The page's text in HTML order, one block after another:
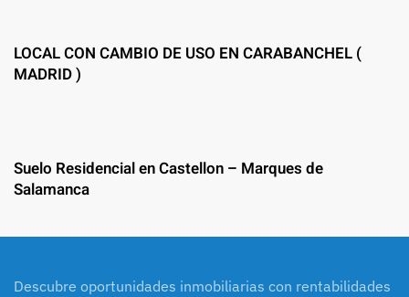
LOCAL CON CAMBIO DE USO EN CARABANCHEL (
MADRID )
Suelo Residencial en Castellon – Marques de
Salamanca
Descubre oportunidades inmobiliarias con rentabilidades